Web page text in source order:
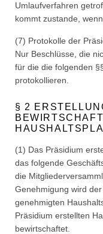
Umlaufverfahren
kommt zustande,
(7) Protokolle der
Nur Beschlüsse, die
für die die folgenden
protokollieren.
§ 2
(1) Das Präsidium
das folgende
die
Genehmigung wird
genehmigten
Präsidium erstellten
bewirtschaftet.